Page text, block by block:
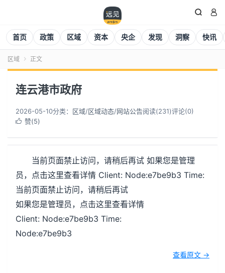
 
首页 政策 区域 资本 央企 发现 洞察 快讯
区域  正文
连云港市政府
2026-05-10分类： 区域/区域动态/网站公告阅读(231)评论(0)
 赞(5)
当前页面禁止访问，请稍后再试 如果您是管理
员，点击这里查看详情 Client: Node:e7be9b3 Time:
当前页面禁止访问，请稍后再试
如果您是管理员，点击这里查看详情
Client: Node:e7be9b3 Time:
Node:e7be9b3
查看原文 →